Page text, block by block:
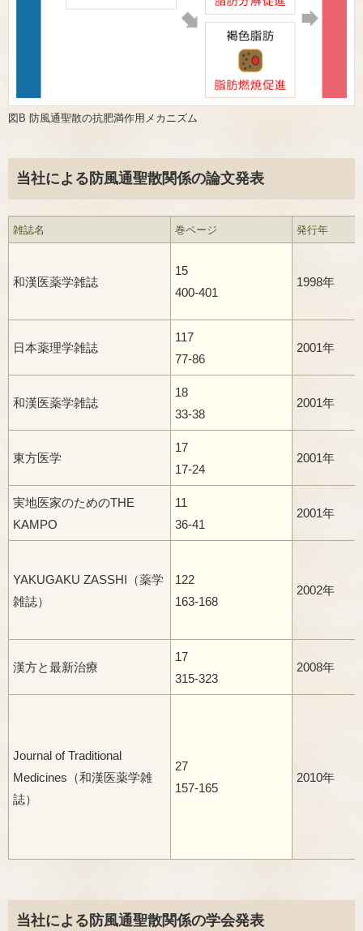
図B 防風通聖散の抗肥満作用メカニズム
当社による防風通聖散関係の論文発表
雑誌名 巻ページ 発行年
和漢医薬学雑誌
15
400-401
1998年
日本薬理学雑誌
117
77-86
2001年
和漢医薬学雑誌
18
33-38
2001年
東方医学
17
17-24
2001年
実地医家のためのTHE
KAMPO
11
36-41
2001年
YAKUGAKU ZASSHI（薬学
雑誌）
122
163-168
2002年
漢方と最新治療
17
315-323
2008年
Journal of Traditional
Medicines（和漢医薬学雑
誌）
27
157-165
2010年
当社による防風通聖散関係の学会発表